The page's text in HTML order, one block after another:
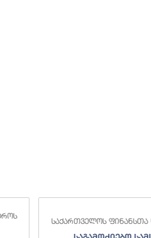
საქართველოს ფინანსთა